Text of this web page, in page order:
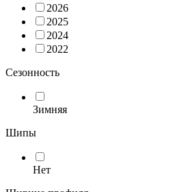
2026
2025
2024
2022
Сезонность
Зимняя
Шипы
Нет